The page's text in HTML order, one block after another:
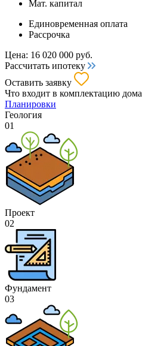
Мат. капитал
Единовременная оплата
Рассрочка
Цена: 16 020 000 руб.
Рассчитать ипотеку
Оставить заявку
Что входит в комплектацию дома
Планировки
Геология
01
Проект
02
Фундамент
03